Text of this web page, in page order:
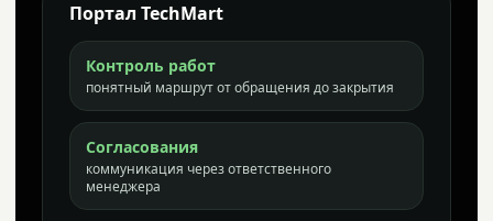
Портал TechMart
Контроль работ
понятный маршрут от обращения до закрытия
Согласования
коммуникация через ответственного
менеджера